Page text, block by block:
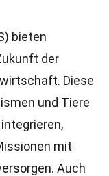
bieten
der
Diese
und Tiere
mit
Auch